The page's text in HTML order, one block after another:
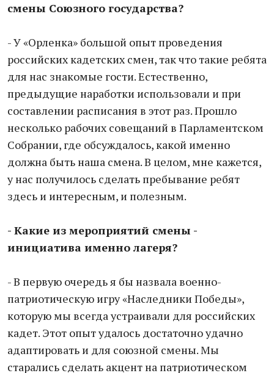
смены Союзного государства?
- У «Орленка» большой опыт проведения
российских кадетских смен, так что такие ребята
для нас знакомые гости. Естественно,
предыдущие наработки использовали и при
составлении расписания в этот раз. Прошло
несколько рабочих совещаний в Парламентском
Собрании, где обсуждалось, какой именно
должна быть наша смена. В целом, мне кажется,
у нас получилось сделать пребывание ребят
здесь и интересным, и полезным.
- Какие из мероприятий смены -
инициатива именно лагеря?
- В первую очередь я бы назвала военно-
патриотическую игру «Наследники Победы»,
которую мы всегда устраивали для российских
кадет. Этот опыт удалось достаточно удачно
адаптировать и для союзной смены. Мы
старались сделать акцент на патриотическом